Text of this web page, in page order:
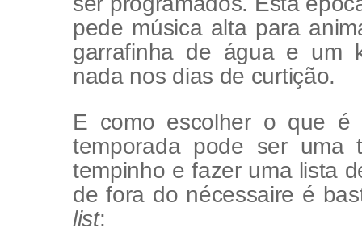
pede música alta para
garrafinha de água e um
nada nos dias de curtição.
E como escolher o que é
temporada pode ser uma
tempinho e fazer uma lista
de fora do nécessaire é
list: